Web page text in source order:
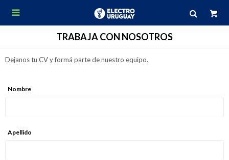

TRABAJA CON NOSOTROS
Dejanos tu CV y formá parte de nuestro equipo.
Nombre
Apellido